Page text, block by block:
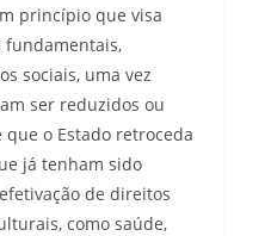
princípio que visa
sociais, uma vez
ser reduzidos ou
o Estado retroceda
já tenham sido
de direitos
como saúde,